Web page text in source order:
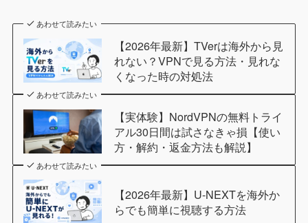
あわせて読みたい
【2026年最新】TVerは海外から見
れない？VPNで見る方法・見れな
くなった時の対処法
あわせて読みたい
【実体験】NordVPNの無料トライ
アル30日間は試さなきゃ損【使い
方・解約・返金方法も解説】
あわせて読みたい
【2026年最新】U-NEXTを海外か
らでも簡単に視聴する方法